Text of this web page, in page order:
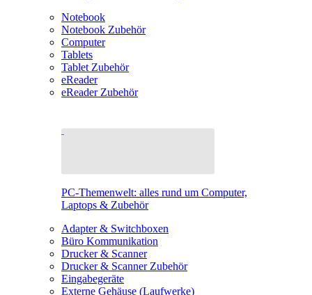
Notebook
Notebook Zubehör
Computer
Tablets
Tablet Zubehör
eReader
eReader Zubehör
PC-Themenwelt: alles rund um Computer,
Laptops & Zubehör
Adapter & Switchboxen
Büro Kommunikation
Drucker & Scanner
Drucker & Scanner Zubehör
Eingabegeräte
Externe Gehäuse (Laufwerke)